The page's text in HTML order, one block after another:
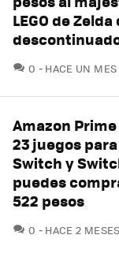
LEGO de
0 COMENTARIOS
HACE UN MES
Amazon
23 juegos
Switch y
puedes
522 pesos
0 COMENTARIOS
HACE 2 MESES